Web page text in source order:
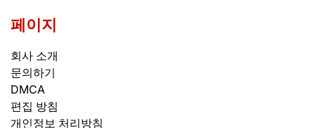
페이지
회사 소개
문의하기
DMCA
편집 방침
개인정보 처리방침